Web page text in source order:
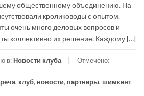
общественному объединению. На
кролиководы с опытом.
очень много деловых вопросов и
коллективно их решение. Каждому […]
в: Новости клуба Отмечено:
, клуб, новости, партнеры, шимкент